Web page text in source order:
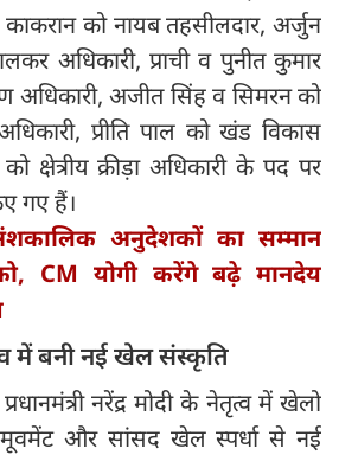
काकरान को नायब तहसीलदार, अर्जुन
अधिकारी, प्राची व पुनीत कुमार
अधिकारी, अजीत सिंह व सिमरन को
प्रीति पाल को खंड विकास
क्षेत्रीय क्रीड़ा अधिकारी के पद पर
गए हैं।
अनुदेशकों का सम्मान
को, CM योगी करेंगे बढ़े मानदेय
में बनी नई खेल संस्कृति
नरेंद्र मोदी के नेतृत्व में खेलो
मूवमेंट और सांसद खेल स्पर्धा से नई